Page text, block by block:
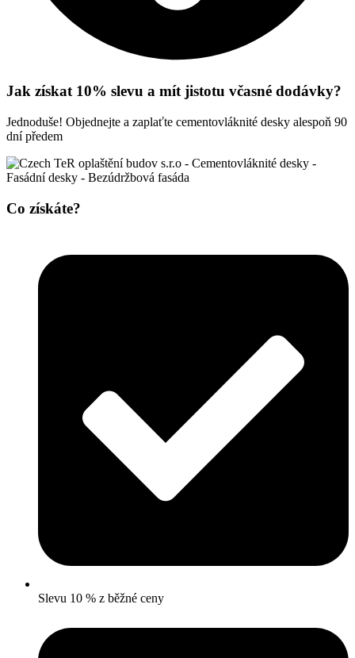
Jak získat 10% slevu a mít jistotu včasné dodávky?
Jednoduše! Objednejte a zaplaťte cementovláknité desky alespoň 90
dní předem
Co získáte?
Slevu 10 % z běžné ceny